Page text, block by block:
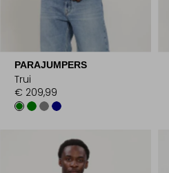
PARAJUMPERS
Trui
€ 209,99